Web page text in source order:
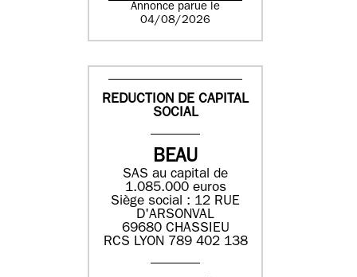
Annonce parue le
04/08/2026
REDUCTION DE CAPITAL
SOCIAL
BEAU
SAS au capital de
1.085.000 euros
Siège social : 12 RUE
D'ARSONVAL
69680 CHASSIEU
RCS LYON 789 402 138